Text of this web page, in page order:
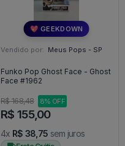
💖 GEEKDOWN
Vendido por: Meus Pops - SP
Funko Pop Ghost Face - Ghost
Face #1962
R$ 168,48 8% OFF
R$ 155,00
4x R$ 38,75 sem juros